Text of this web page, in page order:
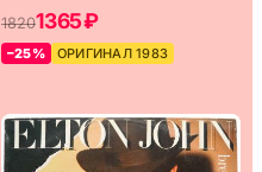
18201365 ₽
–25% ОРИГИНАЛ 1983